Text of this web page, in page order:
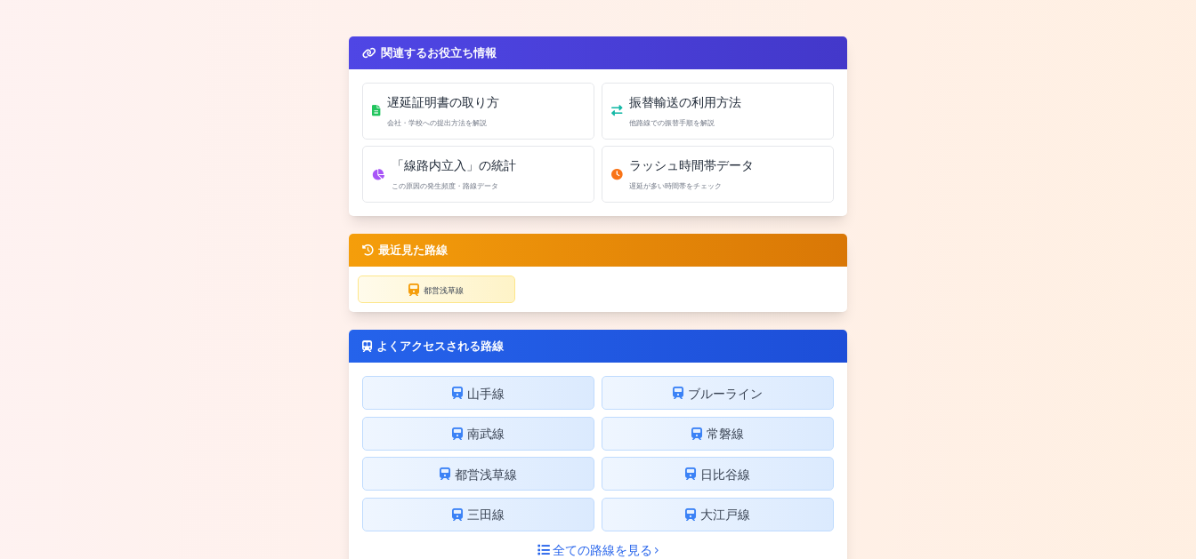
関連するお役立ち情報
遅延証明書の取り方
会社・学校への提出方法を解説
振替輸送の利用方法
他路線での振替手順を解説
「線路内立入」の統計
この原因の発生頻度・路線データ
ラッシュ時間帯データ
遅延が多い時間帯をチェック
最近見た路線
都営浅草線
よくアクセスされる路線
山手線 ブルーライン
南武線 常磐線
都営浅草線 日比谷線
三田線
大江戸線
全ての路線を見る